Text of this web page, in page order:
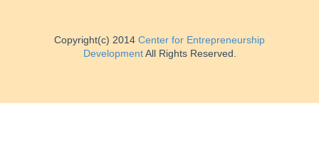
Copyright(c) 2014 Center for Entrepreneurship
DevelopmentAll Rights Reserved.